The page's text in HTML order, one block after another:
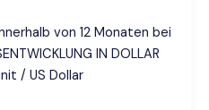
von 12 Monaten bei
IN DOLLAR
/ US Dollar